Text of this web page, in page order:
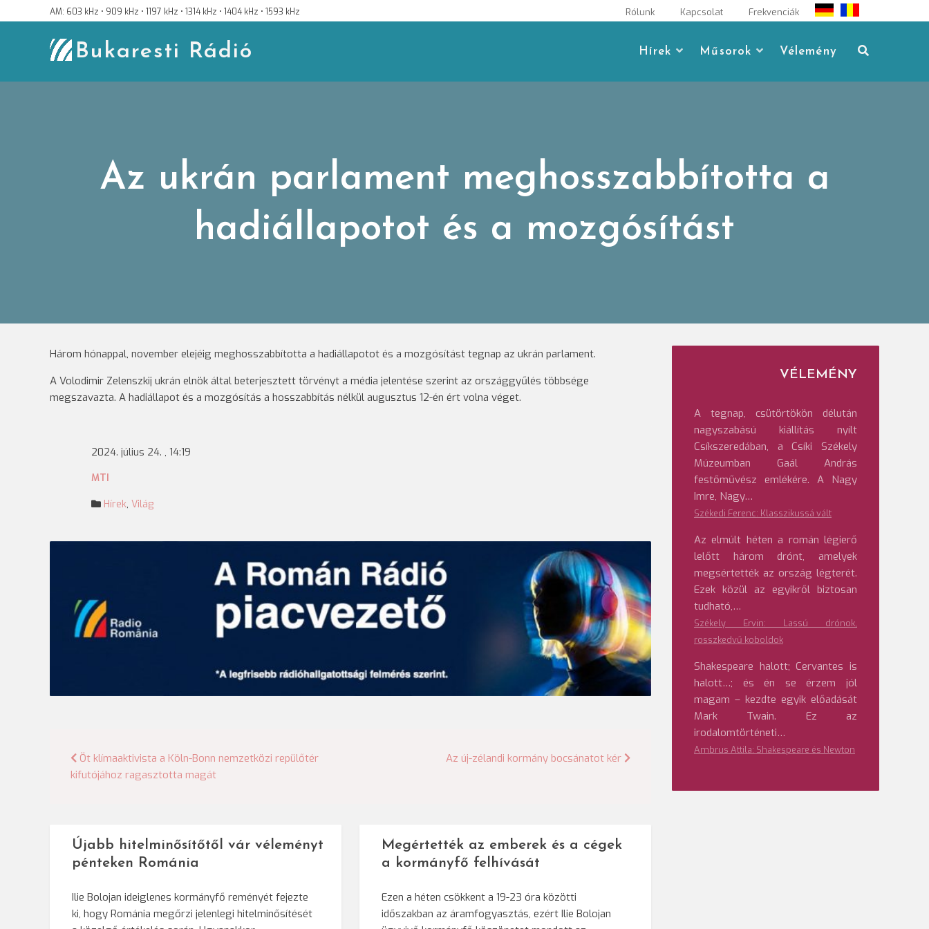
to
AM: 603 kHz • 909 kHz • 1197 kHz • 1314 kHz • 1404 kHz • 1593 kHz Rólunk Kapcsolat Frekvenciák
Bukaresti Rádió Hírek Műsorok Vélemény
Az ukrán parlament meghosszabbította a
hadiállapotot és a mozgósítást
Három hónappal, november elejéig meghosszabbította a hadiállapotot és a mozgósítást tegnap az ukrán parlament.
A Volodimir Zelenszkij ukrán elnök által beterjesztett törvényt a média jelentése szerint az országgyűlés többsége
megszavazta. A hadiállapot és a mozgósítás a hosszabbítás nélkül augusztus 12-én ért volna véget.
2024. július 24. , 14:19
MTI
Hírek, Világ
Bejegyzés
navigáció
Öt klímaaktivista a Köln-Bonn nemzetközi repülőtér
kifutójához ragasztotta magát
Az új-zélandi kormány bocsánatot kér
Újabb hitelminősítőtől vár véleményt
pénteken Románia
Ilie Bolojan ideiglenes kormányfő reményét fejezte
ki, hogy Románia megőrzi jelenlegi hitelminősítését
Megértették az emberek és a cégek
a kormányfő felhívását
Ezen a héten csökkent a 19-23 óra közötti
időszakban az áramfogyasztás, ezért Ilie Bolojan
VÉLEMÉNY
A tegnap, csütörtökön délután
nagyszabású kiállítás nyílt
Csíkszeredában, a Csíki Székely
Múzeumban Gaál András
festőművész emlékére. A Nagy
Imre, Nagy…
Székedi Ferenc: Klasszikussá vált
Az elmúlt héten a román légierő
lelőtt három drónt, amelyek
megsértették az ország légterét.
Ezek közül az egyikről biztosan
tudható,…
Székely Ervin: Lassú drónok,
rosszkedvű koboldok
Shakespeare halott; Cervantes is
halott…; és én se érzem jól
magam – kezdte egyik előadását
Mark Twain. Ez az
irodalomtörténeti…
Ambrus Attila: Shakespeare és Newton